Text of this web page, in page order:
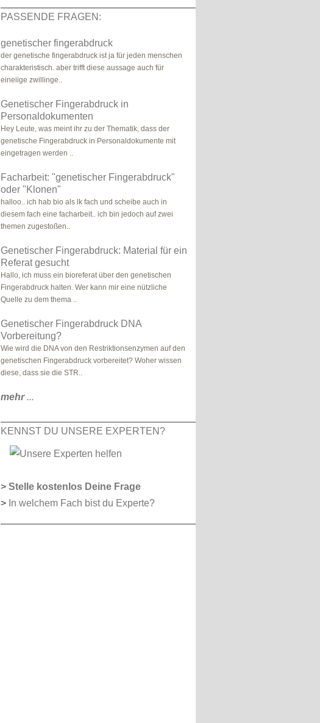
PASSENDE FRAGEN:
genetischer fingerabdruck
der genetische fingerabdruck ist ja für jeden menschen
charakteristisch. aber trifft diese aussage auch für
eineiige zwillinge..
Genetischer Fingerabdruck in
Personaldokumenten
Hey Leute, was meint ihr zu der Thematik, dass der
genetische Fingerabdruck in Personaldokumente mit
eingetragen werden ..
Facharbeit: "genetischer Fingerabdruck"
oder "Klonen"
halloo.. ich hab bio als lk fach und scheibe auch in
diesem fach eine facharbeit.. ich bin jedoch auf zwei
themen zugestoßen..
Genetischer Fingerabdruck: Material für ein
Referat gesucht
Hallo, ich muss ein bioreferat über den genetischen
Fingerabdruck halten. Wer kann mir eine nützliche
Quelle zu dem thema ..
Genetischer Fingerabdruck DNA
Vorbereitung?
Wie wird die DNA von den Restriktionsenzymen auf den
genetischen Fingerabdruck vorbereitet? Woher wissen
diese, dass sie die STR..
mehr...
KENNST DU UNSERE EXPERTEN?
> Stelle kostenlos Deine Frage
> In welchem Fach bist du Experte?